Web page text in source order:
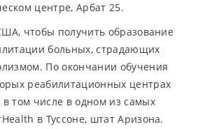
центре, Арбат 25.
чтобы получить образование
больных, страдающих
По окончании обучения
реабилитационных центрах
том числе в одном из самых
в Туссоне, штат Аризона.